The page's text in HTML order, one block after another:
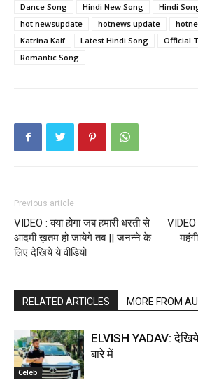
Dance Song
Hindi New Song Hindi
hot newsupdate
hotnews update
Katrina Kaif
Latest Hindi Song
Official
Romantic Song
Previous article
VIDEO : क्या होगा जब हमारी धरती से
आदमी ख़तम हो जायेगे तब || जनन्ने के
लिए देखिये ये वीडियो
RELATED ARTICLES MORE FROM
Celeb
ELVISH YADAV:
बारे में